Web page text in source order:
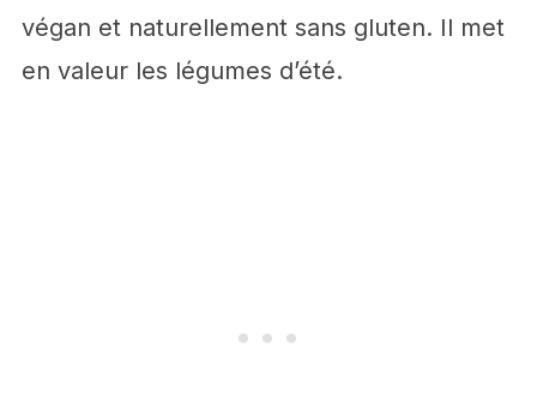
végan et naturellement sans gluten. Il met
en valeur les légumes d’été.